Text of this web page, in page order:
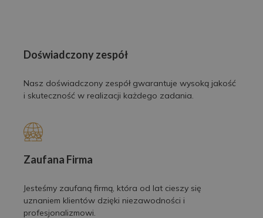
Doświadczony zespół
Nasz doświadczony zespół gwarantuje wysoką jakość
i skuteczność w realizacji każdego zadania.
Zaufana Firma
Jesteśmy zaufaną firmą, która od lat cieszy się
uznaniem klientów dzięki niezawodności i
profesjonalizmowi.